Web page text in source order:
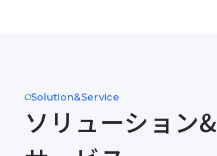
Solution&Service
ソリューション&